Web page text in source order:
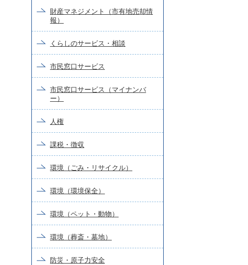
財産マネジメント（市有地売却情
報）
くらしのサービス・相談
市民窓口サービス
市民窓口サービス（マイナンバ
ー）
人権
課税・徴収
環境（ごみ・リサイクル）
環境（環境保全）
環境（ペット・動物）
環境（葬斎・墓地）
防災・原子力安全